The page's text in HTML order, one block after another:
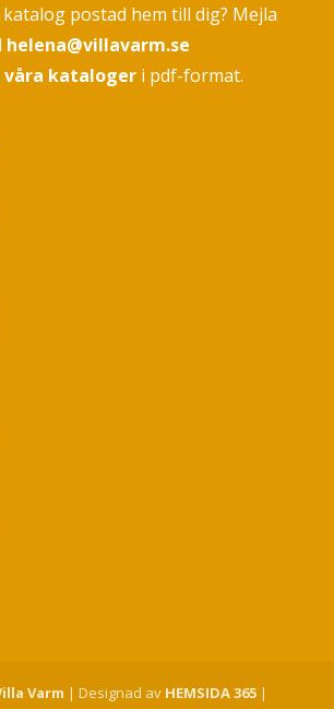
postad hem till dig? Mejla
helena@villavarm.se
våra katalogeri pdf-format.
Varm | Designad av HEMSIDA 365 |